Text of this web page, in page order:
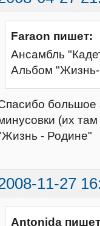
Faraon пишет:
Ансамбль
Альбом "Жизнь-
большое
(их
- Родине"
11-27
Antonida